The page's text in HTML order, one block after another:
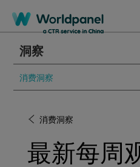
洞察
消费洞察
消费洞察
最新每周